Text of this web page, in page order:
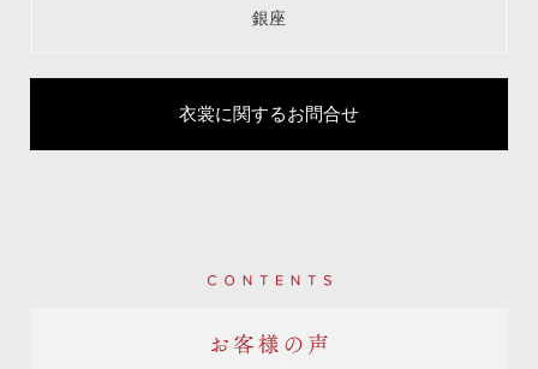
銀座
衣裳に関するお問合せ
Contents
お客様の声